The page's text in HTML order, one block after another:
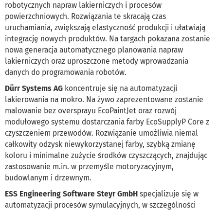
robotycznych napraw lakierniczych i procesów
powierzchniowych. Rozwiązania te skracają czas
uruchamiania, zwiększają elastyczność produkcji i ułatwiają
integrację nowych produktów. Na targach pokazana zostanie
nowa generacja automatycznego planowania napraw
lakierniczych oraz uproszczone metody wprowadzania
danych do programowania robotów.
Dürr Systems AG koncentruje się na automatyzacji
lakierowania na mokro. Na żywo zaprezentowane zostanie
malowanie bez oversprayu EcoPaintJet oraz rozwój
modułowego systemu dostarczania farby EcoSupplyP Core z
czyszczeniem przewodów. Rozwiązanie umożliwia niemal
całkowity odzysk niewykorzystanej farby, szybką zmianę
koloru i minimalne zużycie środków czyszczących, znajdując
zastosowanie m.in. w przemyśle motoryzacyjnym,
budowlanym i drzewnym.
ESS Engineering Software Steyr GmbH specjalizuje się w
automatyzacji procesów symulacyjnych, w szczególności